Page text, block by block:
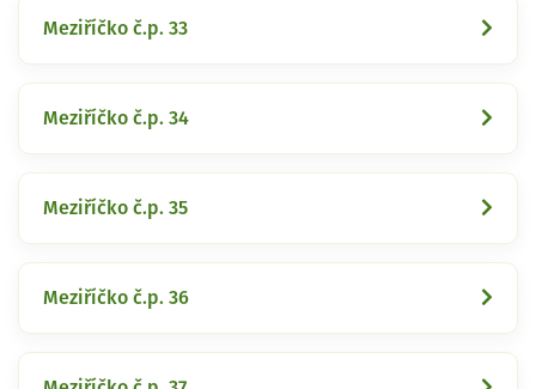
Meziříčko č.p. 33
Meziříčko č.p. 34
Meziříčko č.p. 35
Meziříčko č.p. 36